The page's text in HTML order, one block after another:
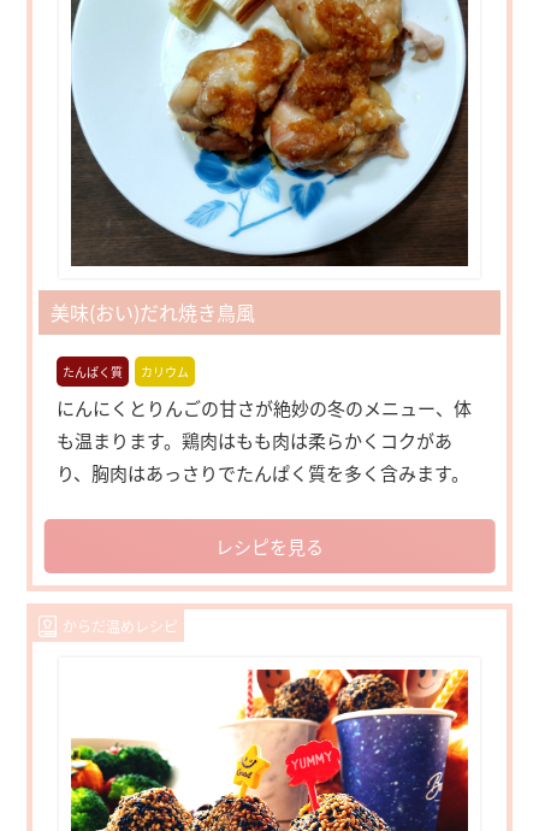
美味(おい)だれ焼き鳥風
たんぱく質 カリウム
にんにくとりんごの甘さが絶妙の冬のメニュー、体
も温まります。鶏肉はもも肉は柔らかくコクがあ
り、胸肉はあっさりでたんぱく質を多く含みます。
レシピを見る
からだ温めレシピ